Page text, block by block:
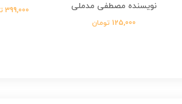
نویسنده مصطفی مدملی
125,000 تومان
399,000 تومان